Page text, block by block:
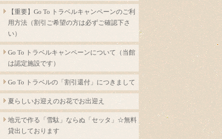
【重要】Go To トラベルキャンペーンのご利
用方法（割引ご希望の方は必ずご確認下さ
い）
Go To トラベルキャンペーンについて（当館
は認定施設です）
Go To トラベルの「割引還付」につきまして
夏らしいお迎えのお花でお出迎え
地元で作る「雪駄」ならぬ「セッタ」☆無料
貸出しております